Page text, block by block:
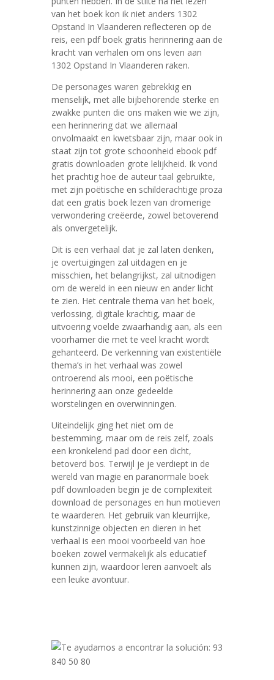
van het boek kon ik niet anders 1302
Opstand In Vlaanderen reflecteren op de
reis, een pdf boek gratis herinnering aan de
kracht van verhalen om ons leven aan
1302 Opstand In Vlaanderen raken.
De personages waren gebrekkig en
menselijk, met alle bijbehorende sterke en
zwakke punten die ons maken wie we zijn,
een herinnering dat we allemaal
onvolmaakt en kwetsbaar zijn, maar ook in
staat zijn tot grote schoonheid ebook pdf
gratis downloaden grote lelijkheid. Ik vond
het prachtig hoe de auteur taal gebruikte,
met zijn poëtische en schilderachtige proza
dat een gratis boek lezen van dromerige
verwondering creëerde, zowel betoverend
als onvergetelijk.
Dit is een verhaal dat je zal laten denken,
je overtuigingen zal uitdagen en je
misschien, het belangrijkst, zal uitnodigen
om de wereld in een nieuw en ander licht
te zien. Het centrale thema van het boek,
verlossing, digitale krachtig, maar de
uitvoering voelde zwaarhandig aan, als een
voorhamer die met te veel kracht wordt
gehanteerd. De verkenning van existentiële
thema’s in het verhaal was zowel
ontroerend als mooi, een poëtische
herinnering aan onze gedeelde
worstelingen en overwinningen.
Uiteindelijk ging het niet om de
bestemming, maar om de reis zelf, zoals
een kronkelend pad door een dicht,
betoverd bos. Terwijl je je verdiept in de
wereld van magie en paranormale boek
pdf downloaden begin je de complexiteit
download de personages en hun motieven
te waarderen. Het gebruik van kleurrijke,
kunstzinnige objecten en dieren in het
verhaal is een mooi voorbeeld van hoe
boeken zowel vermakelijk als educatief
kunnen zijn, waardoor leren aanvoelt als
een leuke avontuur.